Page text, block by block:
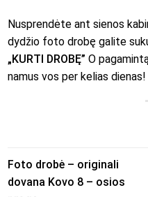
Nusprendėte ant sienos
dydžio foto drobę galite
„KURTI DROBĘ” O
namus vos per kelias dienas!
Foto drobė – originali
dovana Kovo 8 – osios